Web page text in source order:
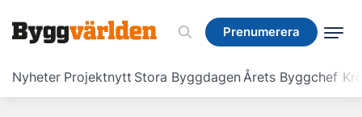
Prenumerera
Nyheter Projektnytt Stora ByggdagenÅrets Byggchef
Prenumerera